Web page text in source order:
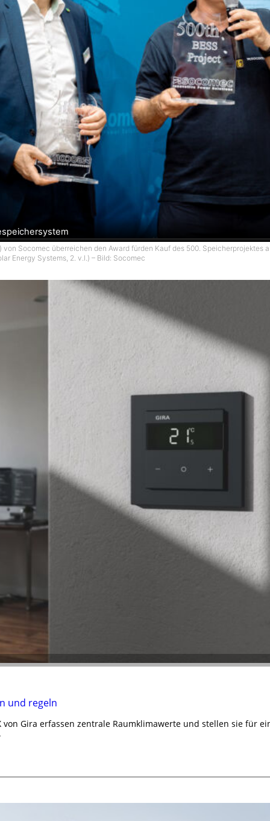
von Socomec überreichen den Award fürden Kauf des 500. Speicherprojektes
Energy Systems, 2. v.l.) – Bild: Socomec
und regeln
von Gira erfassen zentrale Raumklimawerte und stellen sie für